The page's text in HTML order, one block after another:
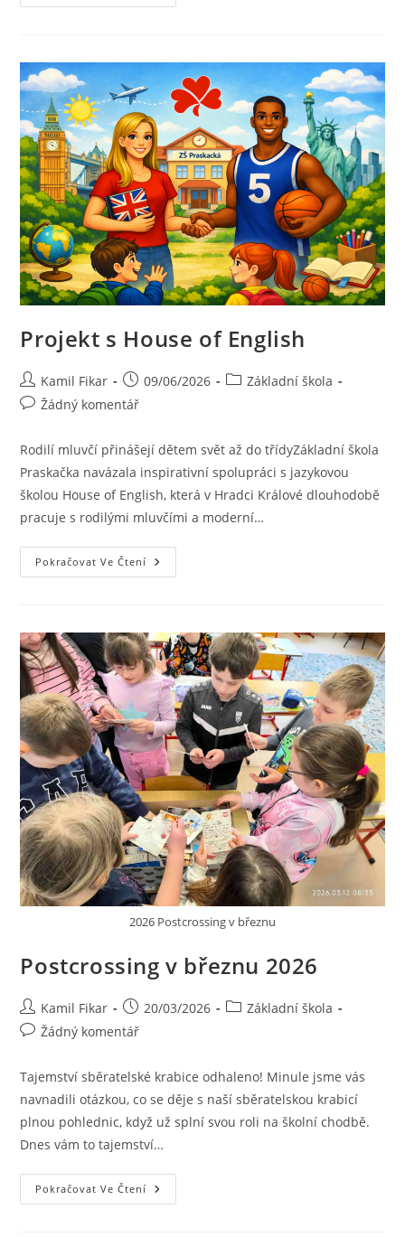
Projekt s House of English
Kamil Fikar 09/06/2026
Základní škola
Žádný komentář
Rodilí mluvčí přinášejí dětem svět až do třídyZákladní škola
Praskačka navázala inspirativní spolupráci s jazykovou
školou House of English, která v Hradci Králové dlouhodobě
pracuje s rodilými mluvčími a moderní…
Pokračovat Ve Čtení
2026 Postcrossing v březnu
Postcrossing v březnu 2026
Kamil Fikar 20/03/2026
Základní škola
Žádný komentář
Tajemství sběratelské krabice odhaleno! Minule jsme vás
navnadili otázkou, co se děje s naší sběratelskou krabicí
plnou pohlednic, když už splní svou roli na školní chodbě.
Dnes vám to tajemství…
Pokračovat Ve Čtení